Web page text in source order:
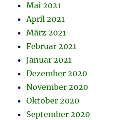
Mai 2021
April 2021
März 2021
Februar 2021
Januar 2021
Dezember 2020
November 2020
Oktober 2020
September 2020